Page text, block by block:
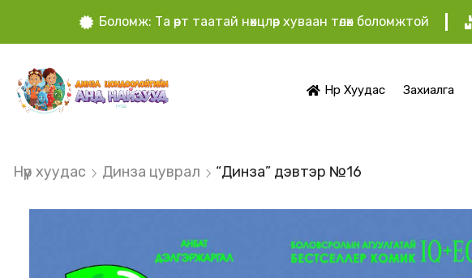
Боломж: Та өөрт таатай нөхцлөөр хуваан төлөх боломжтой
Нүүр Хуудас Захиалга
Нүүр хуудас Динза цуврал “Динза” дэвтэр №16